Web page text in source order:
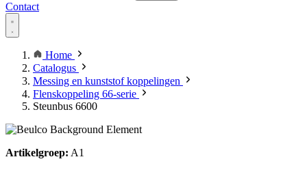
Contact
Home
Catalogus
Messing en kunststof koppelingen
Flenskoppeling 66-serie
Steunbus 6600
Artikelgroep: A1